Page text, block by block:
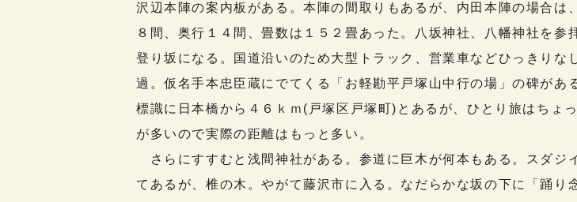
沢辺本陣の案内板がある。本陣の間取りもあるが、内田本陣の場合は
８間、奥行１４間、畳数は１５２畳あった。八坂神社、八幡神社を参
登り坂になる。国道沿いのため大型トラック、営業車などひっきりな
過。仮名手本忠臣蔵にでてくる「お軽勘平戸塚山中行の場」の碑があ
標識に日本橋から４６ｋｍ(戸塚区戸塚町)とあるが、ひとり旅はちょ
が多いので実際の距離はもっと多い。
さらにすすむと浅間神社がある。参道に巨木が何本もある。スダジ
てあるが、椎の木。やがて藤沢市に入る。なだらかな坂の下に「踊